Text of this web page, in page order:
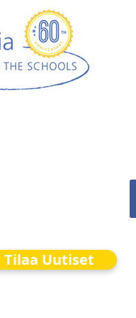
Tilaa Uutiset